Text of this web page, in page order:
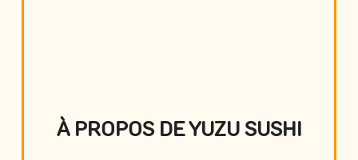
À PROPOS DE YUZU SUSHI